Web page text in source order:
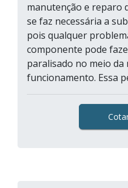
manutenção e reparo
se faz necessária a
pois qualquer
componente pode
paralisado no meio da
funcionamento. Essa